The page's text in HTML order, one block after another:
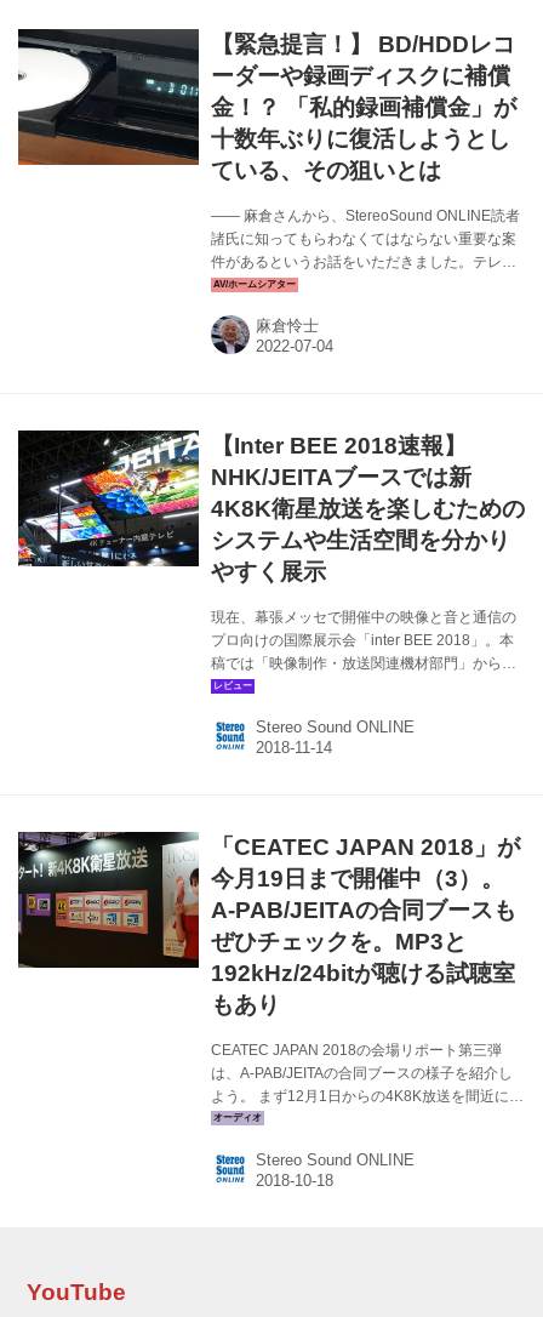
【緊急提言！】 BD/HDDレコ
ーダーや録画ディスクに補償
金！？ 「私的録画補償金」が
十数年ぶりに復活しようとし
ている、その狙いとは
—— 麻倉さんから、StereoSound ONLINE読者
諸氏に知ってもらわなくてはならない重要な案
件があるというお話をいただきました。テレビ
放送の録画にまつわるテーマとのことです。 麻
う。これが決まってしまったら、皆さんがお使
いのBD/HDDレコーダーや録画用ディスクが値
録画補償金制度」を復活させて、BD/HDDレコ
ーダーに適応しようという動きがあるのです。
その場合は出荷価格の1％ほどの補償金が課され
ることに...
麻倉怜士
【Inter BEE 2018速報】
NHK/JEITAブースでは新
4K8K衛星放送を楽しむための
システムや生活空間を分かり
やすく展示
現在、幕張メッセで開催中の映像と音と通信の
プロ向けの国際展示会「inter BEE 2018」。本
稿では「映像制作・放送関連機材部門」から、
NHK/JEITAブースの模様を紹介したい。入口に
ほか、新4K放送対応チューナー、4Kテレビをメ
インに据えたリビング、8Kテレビと22.2chを組
は、歴史と実績に裏付けされた日本随一の音と
映像と通信のプロフェッショナル展です。 NHK
オンライン NHKの...
Stereo Sound ONLINE
「CEATEC JAPAN 2018」が
今月19日まで開催中（3）。
A-PAB/JEITAの合同ブースも
ぜひチェックを。MP3と
192kHz/24bitが聴ける試聴室
もあり
CEATEC JAPAN 2018の会場リポート第三弾
は、A-PAB/JEITAの合同ブースの様子を紹介し
よう。 まず12月1日からの4K8K放送を間近に控
えたA-PABブースでは、現在発表・発売されて
示、それぞれのサイズやスペックがひとめでわ
かるようになっていた。 展示されていた4Kテレ
Stereo Sound ONLINE
YouTube